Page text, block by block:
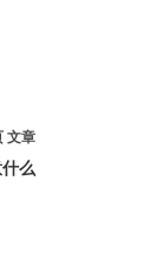
文章
么